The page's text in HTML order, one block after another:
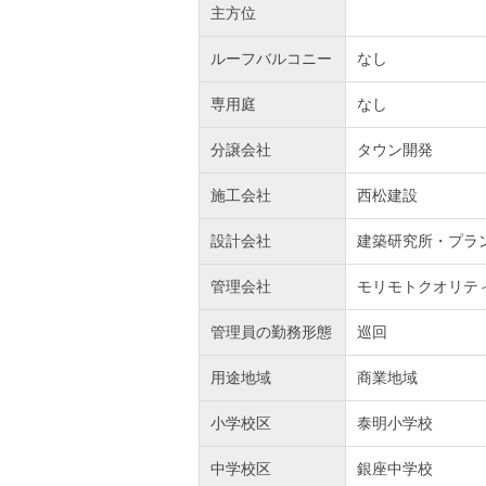
主方位
ルーフバルコニー なし
専用庭 なし
分譲会社 タウン開発
施工会社 西松建設
設計会社 建築研究所・プラ
管理会社 モリモトクオリテ
管理員の勤務形態 巡回
用途地域 商業地域
小学校区 泰明小学校
中学校区 銀座中学校